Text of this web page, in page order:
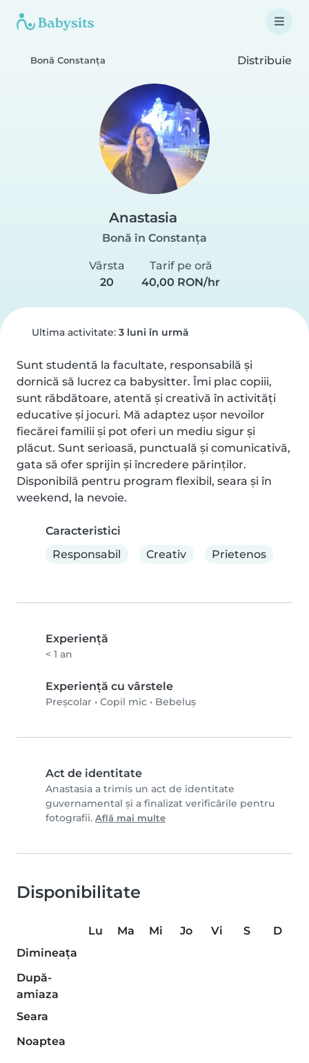
Bonă Constanța Distribuie
Anastasia
Bonă în Constanța
Vârsta
20
Tarif pe oră
40,00 RON/hr
Ultima activitate: 3 luni în urmă
Sunt studentă la facultate, responsabilă și
dornică să lucrez ca babysitter. Îmi plac copiii,
sunt răbdătoare, atentă și creativă în activități
educative și jocuri. Mă adaptez ușor nevoilor
fiecărei familii și pot oferi un mediu sigur și
plăcut. Sunt serioasă, punctuală și comunicativă,
gata să ofer sprijin și încredere părinților.
Disponibilă pentru program flexibil, seara și în
weekend, la nevoie.
Caracteristici
Responsabil
Creativ Prietenos
Experienţă
< 1 an
Experiență cu vârstele
Preșcolar • Copil mic • Bebeluș
Act de identitate
Anastasia a trimis un act de identitate
guvernamental și a finalizat verificările pentru
fotografii. Află mai multe
Disponibilitate
Lu Ma Mi Jo Vi S
D
Dimineaţa
După-
amiaza
Seara
Noaptea